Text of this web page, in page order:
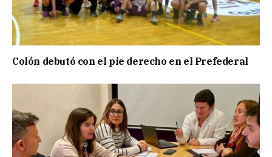
Colón debutó con el pie derecho en el Prefederal